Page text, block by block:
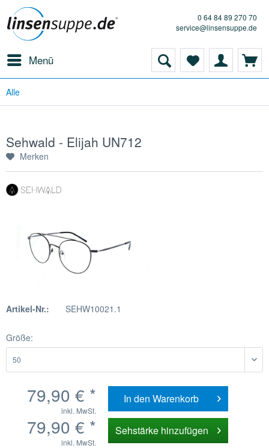
0 64 84 89 270 70
service@linsensuppe.de
Menü
Alle
Sehwald - Elijah UN712
Merken
Artikel-Nr.: SEHW10021.1
Größe:
79,90 € *
inkl. MwSt.
In den Warenkorb
79,90 € *
inkl. MwSt.
Sehstärke hinzufügen